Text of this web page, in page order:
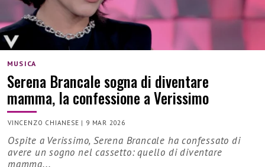
MUSICA
Serena Brancale sogna di diventare
mamma, la confessione a Verissimo
VINCENZO CHIANESE | 9 MAR 2026
Ospite a Verissimo, Serena Brancale ha confessato di
avere un sogno nel cassetto: quello di diventare
mamma...